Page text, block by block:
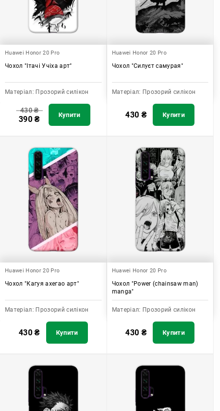
Huawei Honor 20 Pro
Чохол "Ітачі Учіха арт"
Матеріал: Прозорий силікон
430₴
390₴ Купити
Huawei Honor 20 Pro
Чохол "Силуєт самурая"
Матеріал: Прозорий силікон
430 ₴ Купити
Huawei Honor 20 Pro
Чохол "Кагуя ахегао арт"
Матеріал: Прозорий силікон
430₴ Купити
Huawei Honor 20 Pro
Чохол "Power (chainsaw man)
manga"
Матеріал: Прозорий силікон
430 ₴ Купити